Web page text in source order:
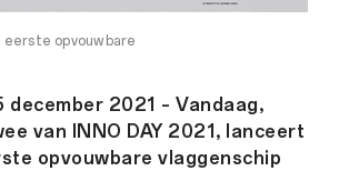
eerste opvouwbare
december 2021 – Vandaag,
van INNO DAY 2021, lanceert
opvouwbare vlaggenschip